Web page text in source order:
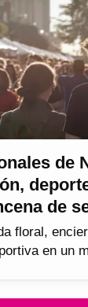
de
de
floral,
en un